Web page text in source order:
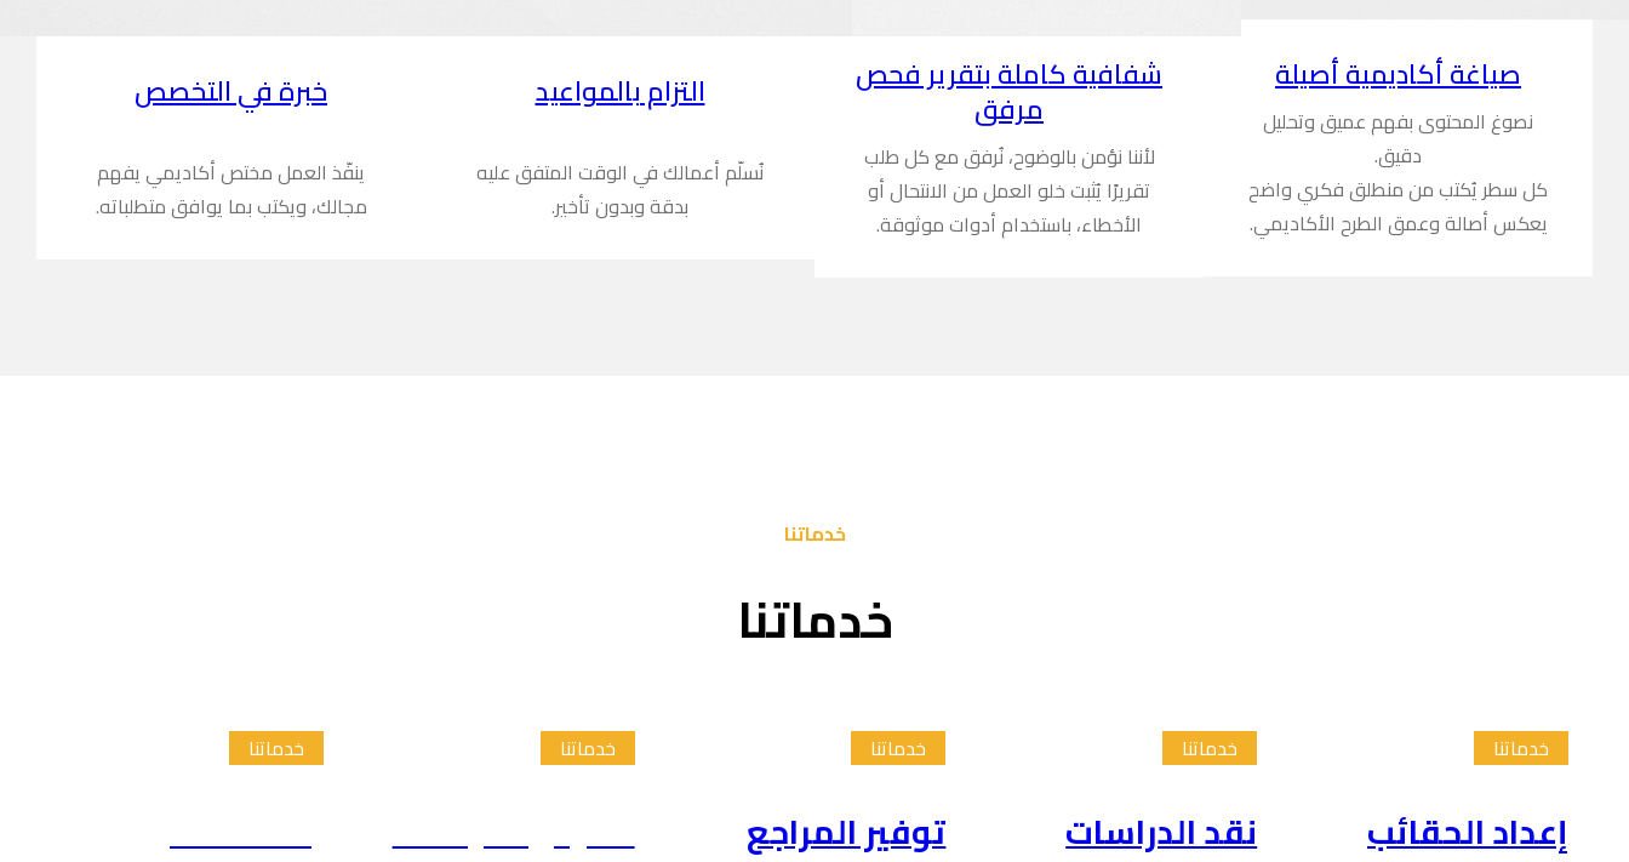
صياغة أكاديمية أصيلة
نصوغ المحتوى بفهم عميق وتحليل
دقيق.
كل سطر يُكتب من منطلق فكري واضح
يعكس أصالة وعمق الطرح الأكاديمي.
شفافية كاملة بتقرير فحص
مرفق
لأننا نؤمن بالوضوح، نُرفق مع كل طلب
تقريرًا يُثبت خلو العمل من الانتحال أو
الأخطاء، باستخدام أدوات موثوقة.
التزام بالمواعيد
نُسلّم أعمالك في الوقت المتفق عليه
بدقة وبدون تأخير.
خبرة في التخصص
ينفّذ العمل مختص أكاديمي يفهم
مجالك، ويكتب بما يوافق متطلباته.
خدماتنا
خدماتنا
خدماتنا
إعداد الحقائب
خدماتنا
نقد الدراسات
خدماتنا
توفير المراجع
خدماتنا
تلخيص الدراسات
خدماتنا
إعداد الاطار